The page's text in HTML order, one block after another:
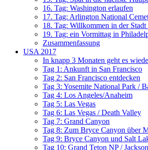
16. Tag: Washington erlaufen
17. Tag: Arlington National
18. Tag: Willkommen in der
19. Tag: ein Vormittag in
Zusammenfassung
USA 2017
In knapp 3 Monaten geht es
Tag 1: Ankunft in San Francisco
Tag 2: San Francisco entdecken
Tag 3: Yosemite National Park /
Tag 4: Los Angeles/Anaheim
Tag 5: Las Vegas
Tag 6: Las Vegas / Death Valley
Tag 7: Grand Canyon
Tag 8: Zum Bryce Canyon über
Tag 9: Bryce Canyon und Salt
Tag 10: Grand Teton NP /